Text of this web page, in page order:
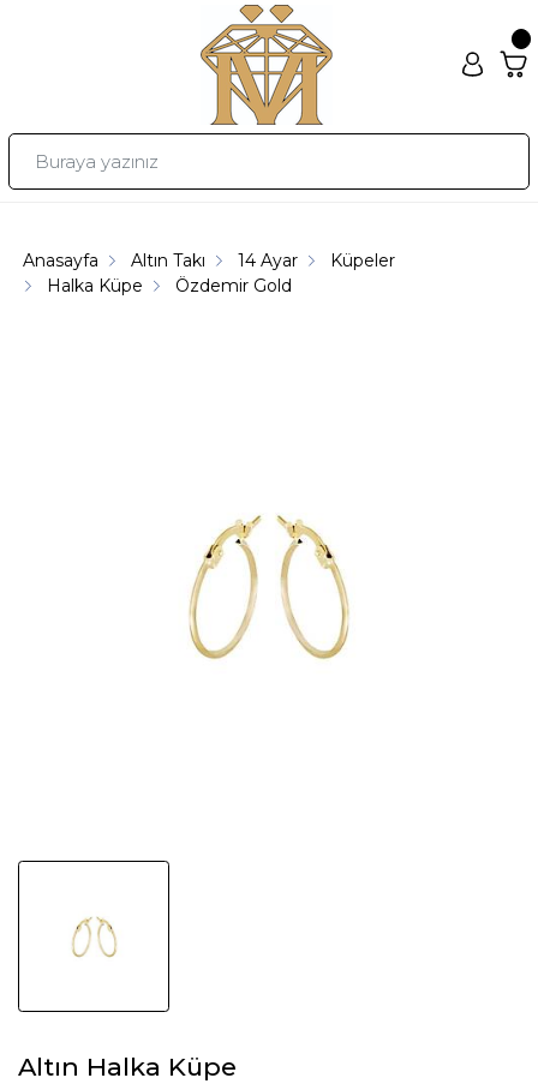
Anasayfa Altın Takı 14 Ayar
Küpeler
Halka Küpe
Özdemir Gold
Altın Halka Küpe